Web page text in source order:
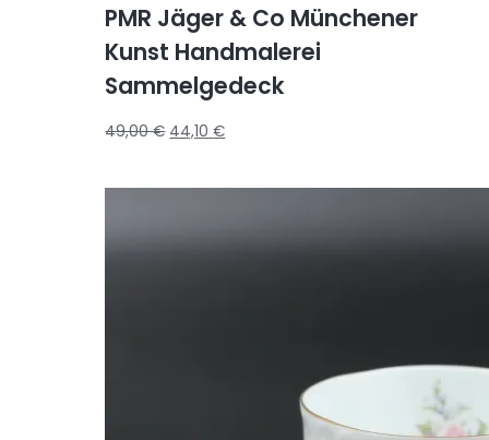
PMR Jäger & Co Münchener
Kunst Handmalerei
Sammelgedeck
49,00€ 44,10€